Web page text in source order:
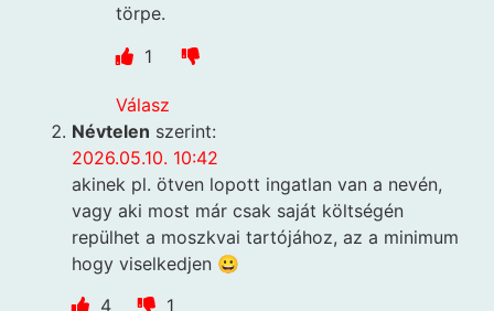
törpe.
1
Válasz
Névtelen szerint:
2026.05.10. 10:42
akinek pl. ötven lopott ingatlan van a nevén,
vagy aki most már csak saját költségén
repülhet a moszkvai tartójához, az a minimum
hogy viselkedjen 😀
4
1